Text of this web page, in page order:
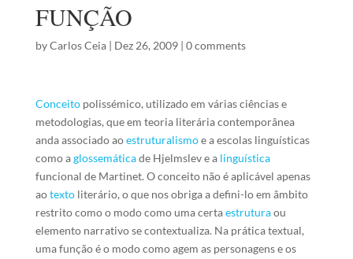
FUNÇÃO
byCarlos Ceia| Dez 26, 2009| 0 comments
Conceitopolissémico, utilizado em várias ciências e
metodologias, que em teoria literária contemporânea
anda associado aoestruturalismoe a escolas linguísticas
como aglossemáticade Hjelmslev e a linguística
funcional de Martinet. O conceito não é aplicável apenas
aotextoliterário, o que nos obriga a defini-lo em âmbito
restrito como o modo como uma certaestruturaou
elemento narrativo se contextualiza. Na prática textual,
uma função é o modo como agem as personagens e os